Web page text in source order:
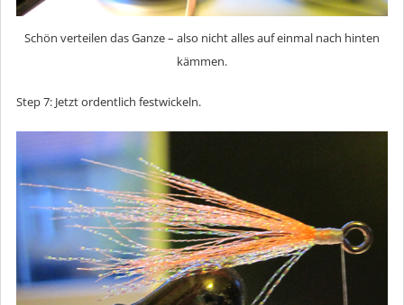
Schön verteilen das Ganze – also nicht alles auf einmal nach hinten
kämmen.
Step 7: Jetzt ordentlich festwickeln.